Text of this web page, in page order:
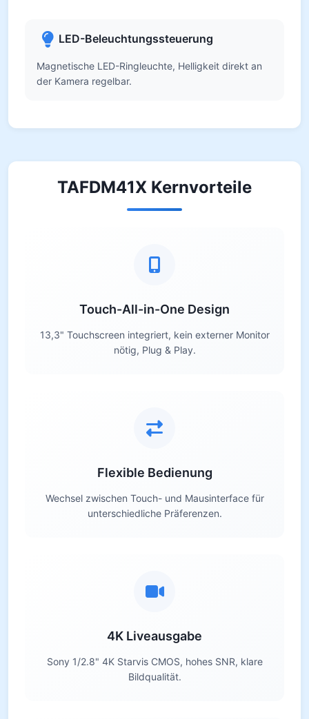
LED-Beleuchtungssteuerung
Magnetische LED-Ringleuchte, Helligkeit direkt an
der Kamera regelbar.
TAFDM41X Kernvorteile
Touch-All-in-One Design
13,3" Touchscreen integriert, kein externer Monitor
nötig, Plug & Play.
Flexible Bedienung
Wechsel zwischen Touch- und Mausinterface für
unterschiedliche Präferenzen.
4K Liveausgabe
Sony 1/2.8" 4K Starvis CMOS, hohes SNR, klare
Bildqualität.